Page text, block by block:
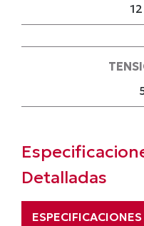
Detalladas